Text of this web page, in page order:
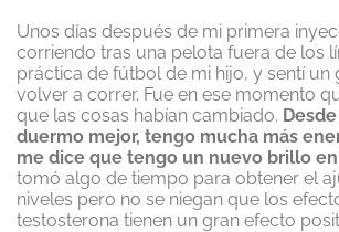
Unos días después de mi primera
corriendo tras una pelota fuera de los
práctica de fútbol de mi hijo, y sentí
volver a correr. Fue en ese momento
que las cosas habían cambiado.
duermo mejor, tengo mucha más
me dice que tengo un nuevo brillo
tomó algo de tiempo para obtener el
niveles pero no se niegan que los
testosterona tienen un gran efecto